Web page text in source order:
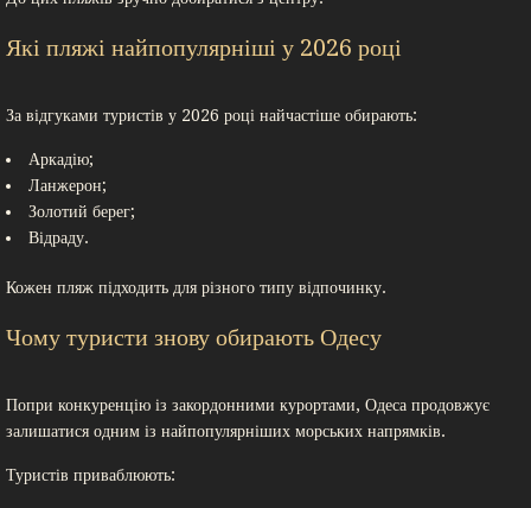
Які пляжі найпопулярніші у 2026 році
За відгуками туристів у 2026 році найчастіше обирають:
Аркадію;
Ланжерон;
Золотий берег;
Відраду.
Кожен пляж підходить для різного типу відпочинку.
Чому туристи знову обирають Одесу
Попри конкуренцію із закордонними курортами, Одеса продовжує
залишатися одним із найпопулярніших морських напрямків.
Туристів приваблюють: